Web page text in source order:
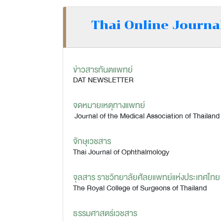
Thai Online
ข่าวสารทันตแพทย์
DAT NEWSLETTER
จดหมายเหตุทางแพทย์
Journal of the Medical Association of Thailand
จักษุเวชสาร
Thai Journal of Ophthalmology
จุลสาร ราชวิทยาลัยศัลยแพทย์แห่งประเทศไทย
The Royal College of Surgeons of Thailand
ธรรมศาสตร์เวชสาร